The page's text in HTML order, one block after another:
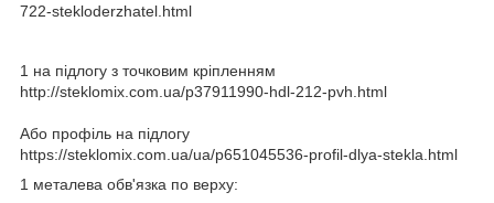
722-stekloderzhatel.html
1 на підлогу з точковим кріпленням
http://steklomix.com.ua/p37911990-hdl-212-pvh.html
Або профіль на підлогу
https://steklomix.com.ua/ua/p651045536-profil-dlya-stekla.html
1 металева обв'язка по верху: